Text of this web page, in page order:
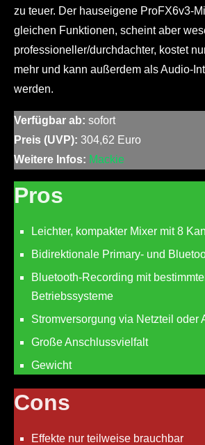
zu teuer. Der hauseigene ProFX6v3-
gleichen Funktionen, scheint aber
professioneller/durchdachter, kostet
mehr und kann außerdem als Audio-
werden.
Verfügbar ab: sofort
Preis (UVP): 304,62 Euro
Weitere Infos: Mackie
Pros
Leichter, kompakter Mixer mit 8
Bidirektionale Primary- und
Bluetooth-Recording mit
Betriebssysteme
Stromversorgung via Netzteil oder
Große Anschlussvielfalt
Gewicht
Cons
Effekte nur teilweise brauchbar